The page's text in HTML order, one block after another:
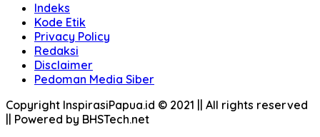
Indeks
Kode Etik
Privacy Policy
Redaksi
Disclaimer
Pedoman Media Siber
Copyright InspirasiPapua.id © 2021 || All rights reserved
|| Powered by BHSTech.net